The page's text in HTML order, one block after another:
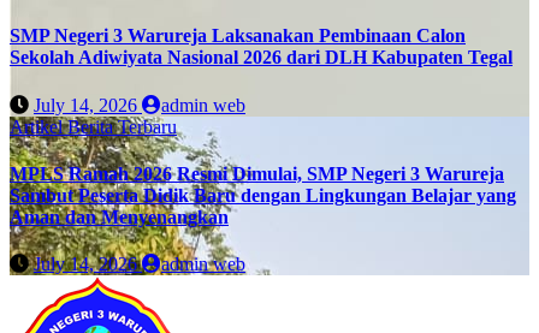
SMP Negeri 3 Warureja Laksanakan Pembinaan Calon
Sekolah Adiwiyata Nasional 2026 dari DLH Kabupaten Tegal
July 14, 2026
admin web
ArtikelBerita Terbaru
MPLS Ramah 2026 Resmi Dimulai, SMP Negeri 3 Warureja
Sambut Peserta Didik Baru dengan Lingkungan Belajar yang
Aman dan Menyenangkan
July 14, 2026 admin web